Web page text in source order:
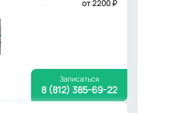
от 2200₽
Записаться
8 (812) 385-69-22